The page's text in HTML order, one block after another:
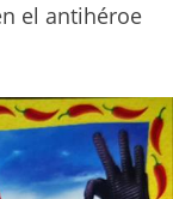
el antihéroe